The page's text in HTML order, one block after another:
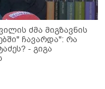
ძმა მიგზავნის
ჩავარდა": რა
- გიგა